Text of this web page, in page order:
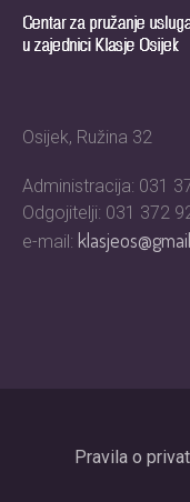
Osijek, Ružina 32
Administracija: 031
Odgojitelji: 031 372
e-mail:
Pravila o